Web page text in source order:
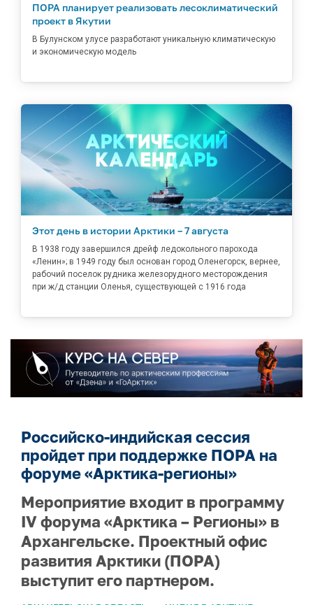
ПОРА планирует реализовать лесоклиматический
проект в Якутии
В Булунском улусе разработают уникальную климатическую
и экономическую модель
Этот день в истории Арктики – 7 августа
В 1938 году завершился дрейф ледокольного парохода
«Ленин»; в 1949 году был основан город Оленегорск, вернее,
рабочий поселок рудника железорудного месторождения
при ж/д станции Оленья, существующей с 1916 года
Российско-индийская сессия
пройдет при поддержке ПОРА на
форуме «Арктика-регионы»
Мероприятие входит в программу
IV форума «Арктика – Регионы» в
Архангельске. Проектный офис
развития Арктики (ПОРА)
выступит его партнером.